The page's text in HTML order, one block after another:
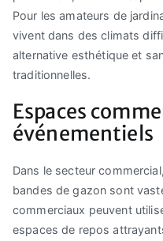
Pour les amateurs de
vivent dans des climats
alternative esthétique et
traditionnelles.
Espaces
événementiels
Dans le secteur
bandes de gazon sont
commerciaux peuvent
espaces de repos